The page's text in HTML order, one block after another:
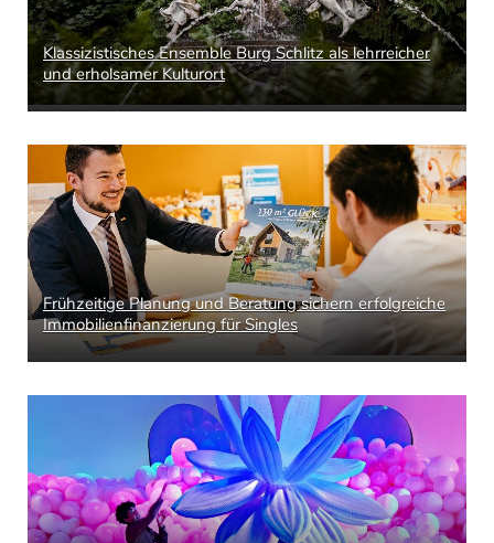
Klassizistisches Ensemble Burg Schlitz als lehrreicher
und erholsamer Kulturort
Frühzeitige Planung und Beratung sichern erfolgreiche
Immobilienfinanzierung für Singles